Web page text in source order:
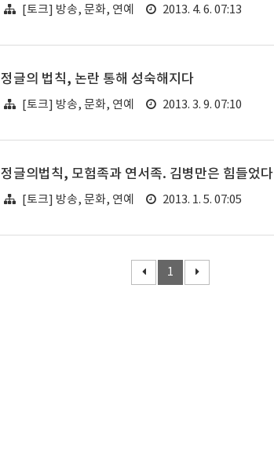
[토크] 방송, 문화, 연예 2013. 4. 6. 07:13
정글의 법칙, 논란 통해 성숙해지다
[토크] 방송, 문화, 연예 2013. 3. 9. 07:10
정글의법칙, 모험족과 연서족. 김병만은 힘들었다
[토크] 방송, 문화, 연예 2013. 1. 5. 07:05
1